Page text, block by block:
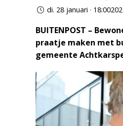
di. 28 januari ·
BUITENPOST –
praatje maken met
gemeente